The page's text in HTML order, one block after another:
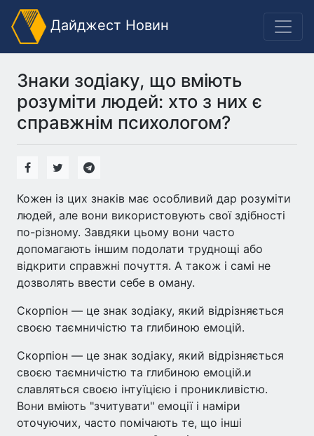
Дайджест Новин
Знаки зодіаку, що вміють
розуміти людей: хто з них є
справжнім психологом?
Кожен із цих знаків має особливий дар розуміти
людей, але вони використовують свої здібності
по-різному. Завдяки цьому вони часто
допомагають іншим подолати труднощі або
відкрити справжні почуття. А також і самі не
дозволять ввести себе в оману.
Скорпіон — це знак зодіаку, який відрізняється
своєю таємничістю та глибиною емоцій.
Скорпіон — це знак зодіаку, який відрізняється
своєю таємничістю та глибиною емоцій.и
славляться своєю інтуїцією і проникливістю.
Вони вміють "зчитувати" емоції і наміри
оточуючих, часто помічають те, що інші